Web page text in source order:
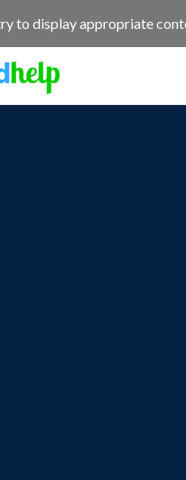
to display appropriate